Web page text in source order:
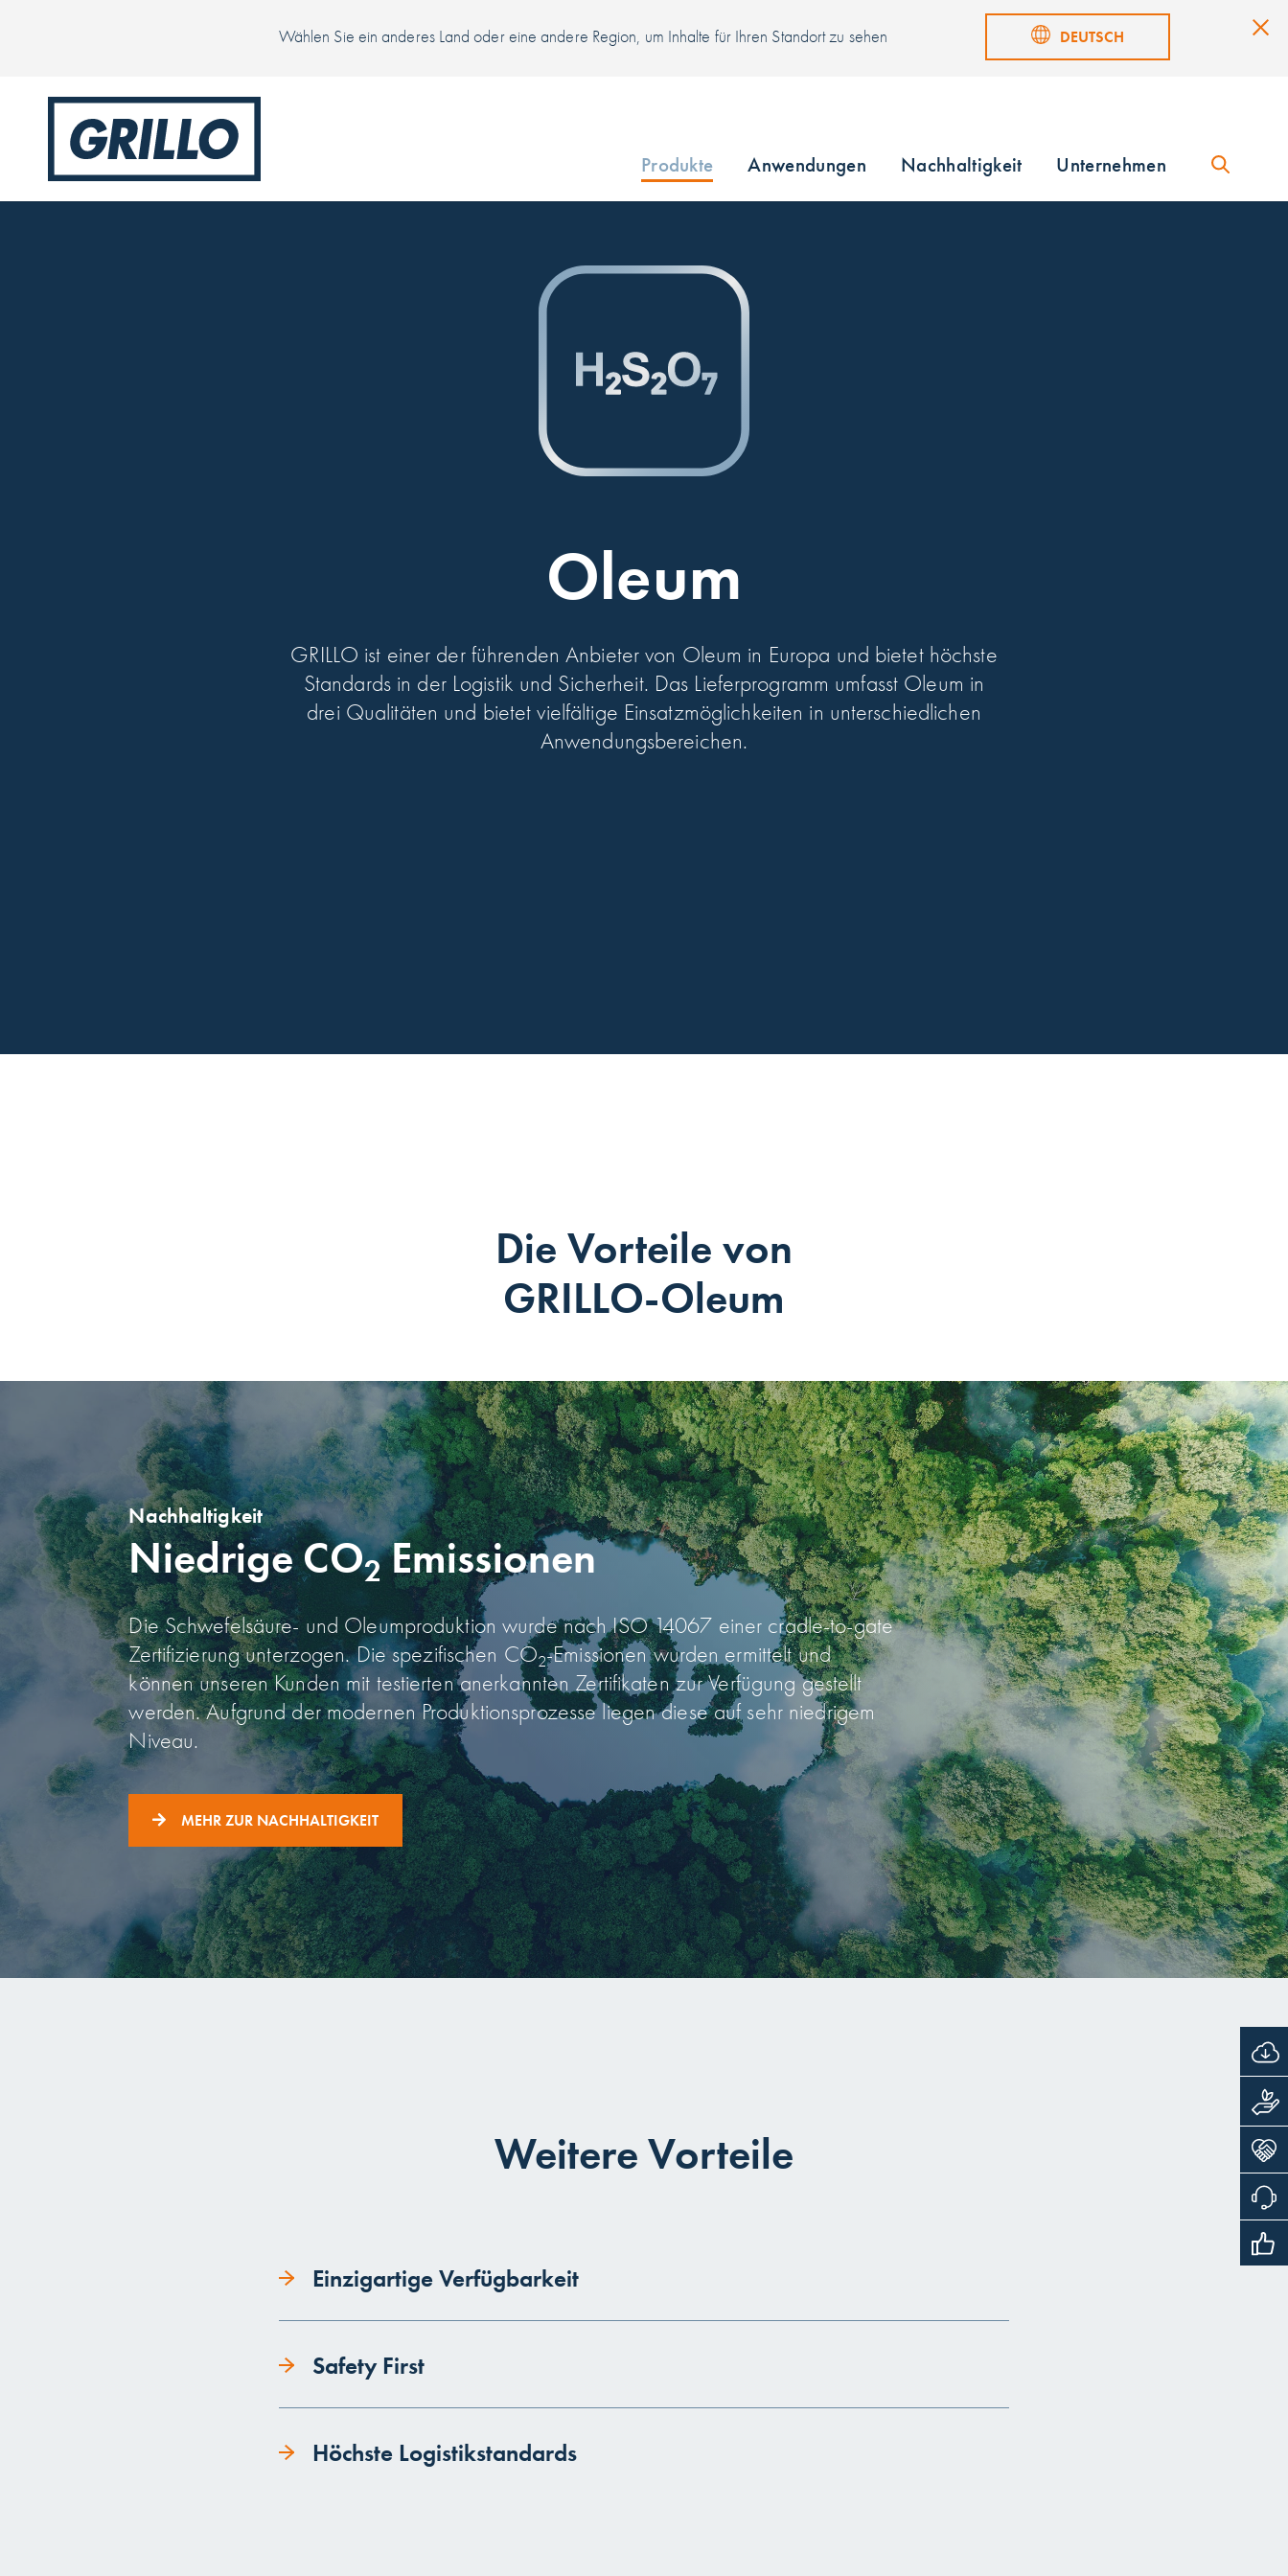
Produkte Anwendungen Nachhaltigkeit Unternehmen
Wählen Sie ein anderes Land oder eine andere Region, um Inhalte für Ihren Standort zu sehen DEUTSCH
Oleum
GRILLO ist einer der führenden Anbieter von Oleum in Europa und bietet höchste
Standards in der Logistik und Sicherheit. Das Liefer­programm umfasst Oleum in
drei Qualitäten und bietet vielfältige Einsatz­möglichkeiten in unterschiedlichen
Anwendungs­bereichen.
Die Vorteile von
GRILLO-Oleum
Nachhaltigkeit
Niedrige CO2Emissionen
Die Schwefelsäure- und Oleum­produktion wurde nach ISO 14067 einer cradle-to-gate
Zertifizierung unterzogen. Die spezifischen CO2-Emissionen wurden ermittelt und
können unseren Kunden mit testierten anerkannten Zertifikaten zur Verfügung gestellt
werden. Aufgrund der modernen Produktions­prozesse liegen diese auf sehr niedrigem
Niveau.
MEHR ZUR NACHHALTIGKEIT
Weitere Vorteile
Einzigartige Verfügbarkeit
Safety First
Höchste Logistikstandards